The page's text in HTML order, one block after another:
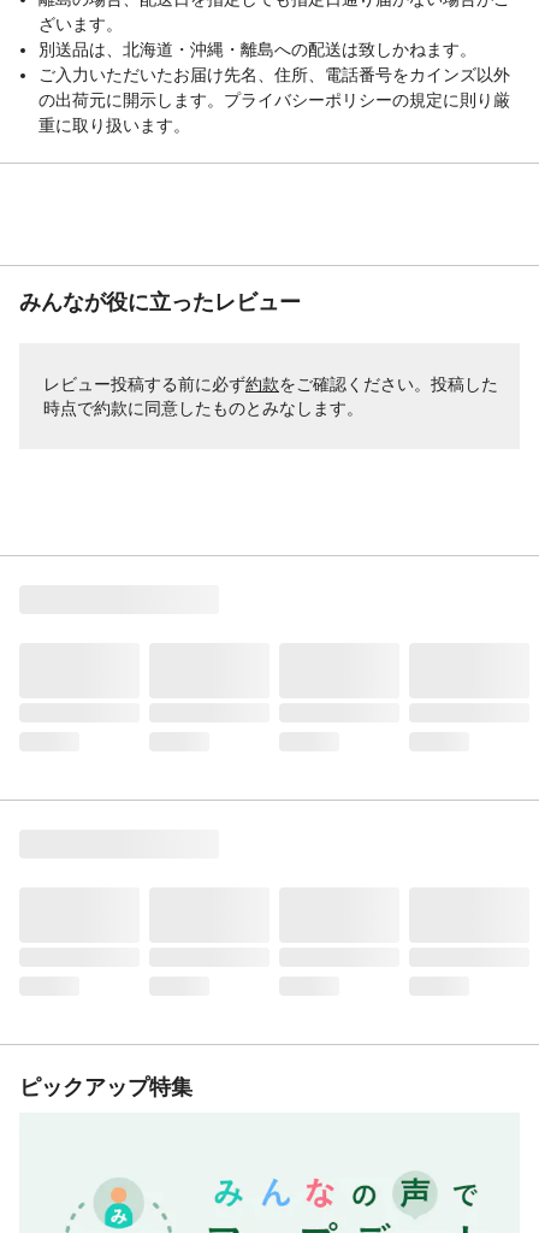
ざいます。
別送品は、北海道・沖縄・離島への配送は致しかねます。
ご入力いただいたお届け先名、住所、電話番号をカインズ以外
の出荷元に開示します。プライバシーポリシーの規定に則り厳
重に取り扱います。
みんなが役に立ったレビュー
レビュー投稿する前に必ず約款をご確認ください。投稿した
時点で約款に同意したものとみなします。
ピックアップ特集